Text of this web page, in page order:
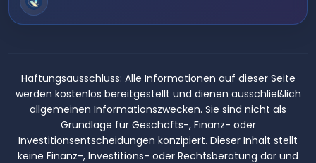
Haftungsausschluss: Alle Informationen auf dieser Seite
werden kostenlos bereitgestellt und dienen ausschließlich
allgemeinen Informationszwecken. Sie sind nicht als
Grundlage für Geschäfts-, Finanz- oder
Investitionsentscheidungen konzipiert. Dieser Inhalt stellt
keine Finanz-, Investitions- oder Rechtsberatung dar und